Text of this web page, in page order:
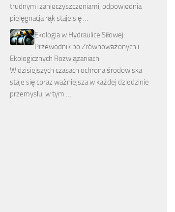
trudnymi zanieczyszczeniami, odpowiednia
pielęgnacja rąk staje się …
Ekologia w Hydraulice Siłowej:
Przewodnik po Zrównoważonych i
Ekologicznych Rozwiązaniach
W dzisiejszych czasach ochrona środowiska
staje się coraz ważniejsza w każdej dziedzinie
przemysłu, w tym …